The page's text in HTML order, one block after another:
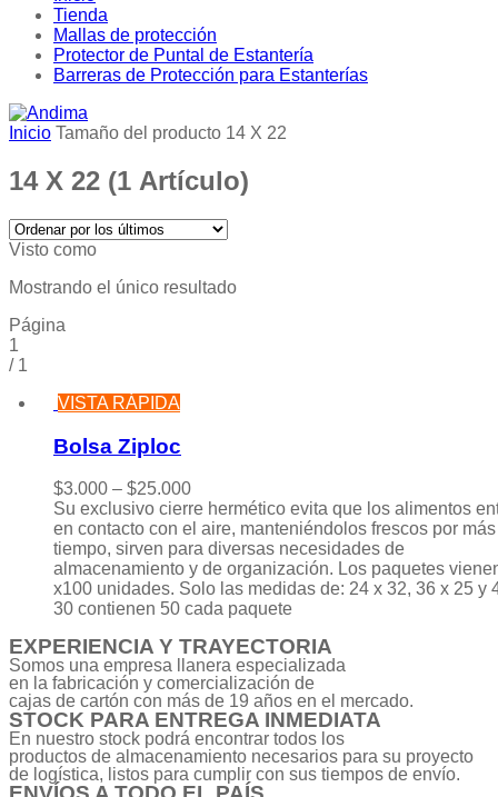
Tienda
Mallas de protección
Protector de Puntal de Estantería
Barreras de Protección para Estanterías
Inicio Tamaño del producto 14 X 22
14 X 22 (1 Artículo)
Visto como
Mostrando el único resultado
Página
1
/ 1
VISTA RÁPIDA
Bolsa Ziploc
$3.000 – $25.000
Su exclusivo cierre hermético evita que los alimentos
en contacto con el aire, manteniéndolos frescos por más
tiempo, sirven para diversas necesidades de
almacenamiento y de organización. Los paquetes
x100 unidades. Solo las medidas de: 24 x 32, 36 x 25 y
30 contienen 50 cada paquete
EXPERIENCIA Y TRAYECTORIA
Somos una empresa llanera especializada
en la fabricación y comercialización de
cajas de cartón con más de 19 años en el mercado.
STOCK PARA ENTREGA INMEDIATA
En nuestro stock podrá encontrar todos los
productos de almacenamiento necesarios para su proyecto
de logística, listos para cumplir con sus tiempos de envío.